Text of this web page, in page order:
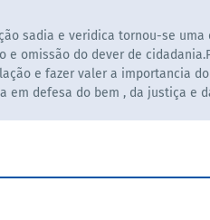
sadia e veridica tornou-se
e omissão do dever de
e fazer valer a importancia do
em defesa do bem , da justiça e